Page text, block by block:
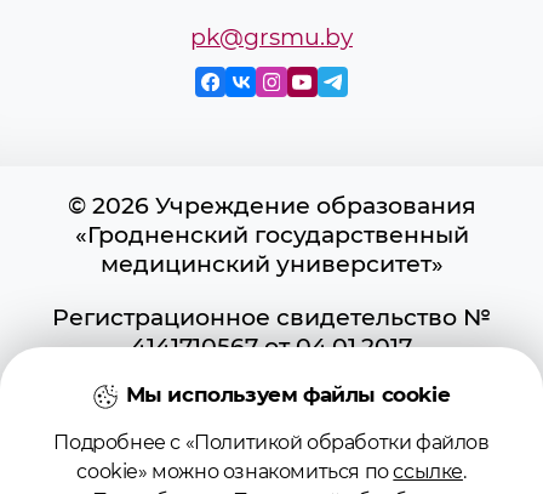
pk@grsmu.by
© 2026 Учреждение образования
«Гродненский государственный
медицинский университет»
Регистрационное свидетельство №
4141710567 от 04.01.2017
информационных ресурсов
Использование материалов сайта
возможно при условии указания
Мы используем файлы cookie
Подробнее с «Политикой обработки файлов
cookie» можно ознакомиться поссылке.